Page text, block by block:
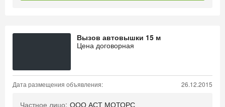
Вызов автовышки 15 м
Цена договорная
Дата размещения объявления: 26.12.2015
Частное лицо: ООО АСТ МОТОРС